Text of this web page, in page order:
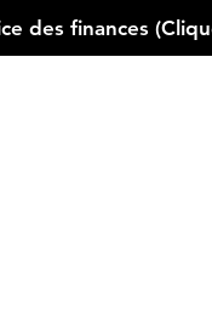
des finances